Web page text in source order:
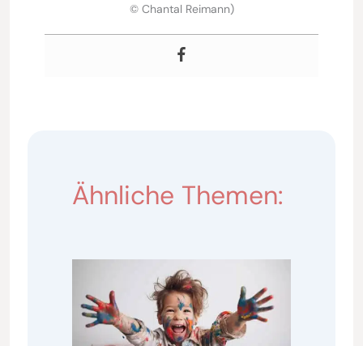
© Chantal Reimann)
Ähnliche Themen: